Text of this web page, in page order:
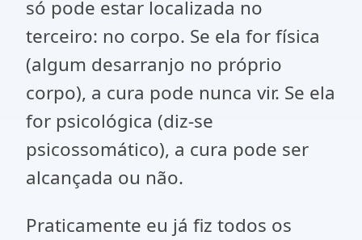
só pode estar localizada no
terceiro: no corpo. Se ela for física
(algum desarranjo no próprio
corpo), a cura pode nunca vir. Se ela
for psicológica (diz-se
psicossomático), a cura pode ser
alcançada ou não.
Praticamente eu já fiz todos os